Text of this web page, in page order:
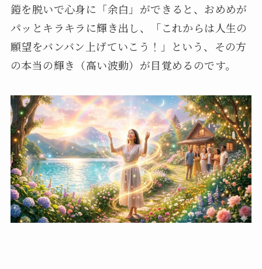
鎧を脱いで心身に「余白」ができると、おめめが
パッとキラキラに輝き出し、「これからは人生の
願望をバンバン上げていこう！」という、その方
の本当の輝き（高い波動）が目覚めるのです。